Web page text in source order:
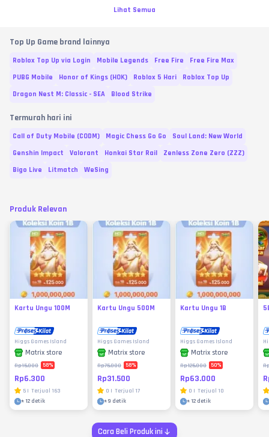
Lihat Semua
Top Up Game brand lainnya
Roblox Top Up via Login Mobile Legends Free Fire
Free Fire Max
PUBG Mobile
Honor of Kings (HOK) Roblox 5 Hari
Roblox Top Up
Dragon Nest M: Classic - SEA
Blood Strike
Termurah hari ini
Call of Duty Mobile (CODM) Magic Chess Go Go
Soul Land: New World
Genshin Impact
Valorant Honkai Star Rail
Zenless Zone Zero (ZZZ)
Bigo Live
Litmatch WeSing
Produk Relevan
Kartu Ungu 100M
Higgs Games Island
Matrix store
Rp15.000 58%
Rp6.300
5 | Terjual 163
±12 detik
Kartu Ungu 500M
Higgs Games Island
Matrix store
Rp75.000 58%
Rp31.500
0 | Terjual 17
±9 detik
Kartu Ungu 1B
Higgs Games Island
Matrix store
Rp125.000 50%
Rp63.000
0 | Terjual 10
±12 detik
Cara Beli Produk ini